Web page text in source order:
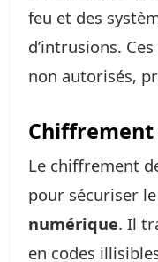
feu et des
d’intrusions.
non autorisés,
Le chiffrement
pour sécuriser le
numérique. Il
en codes